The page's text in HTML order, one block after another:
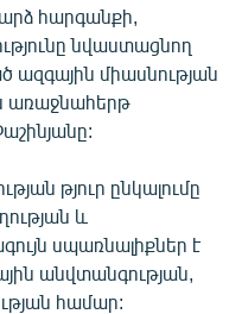
հարգանքի,
նվաստացնող
միասնության
առաջնահերթ
թյուր ընկալումը
և
սպառնալիքներ է
անվտանգության,
համար: